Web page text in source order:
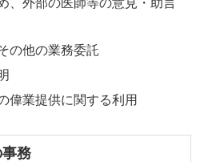
の他の業務委託
偉業提供に関する利用
務